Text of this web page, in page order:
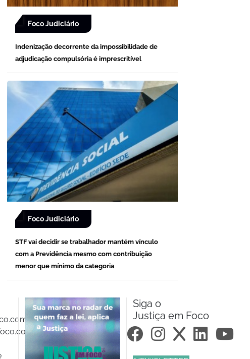
Foco Judiciário
Indenização decorrente da impossibilidade de
adjudicação compulsória é imprescritível
Foco Judiciário
STF vai decidir se trabalhador mantém vínculo
com a Previdência mesmo com contribuição
menor que mínimo da categoria
Siga o
Justiça em Foco